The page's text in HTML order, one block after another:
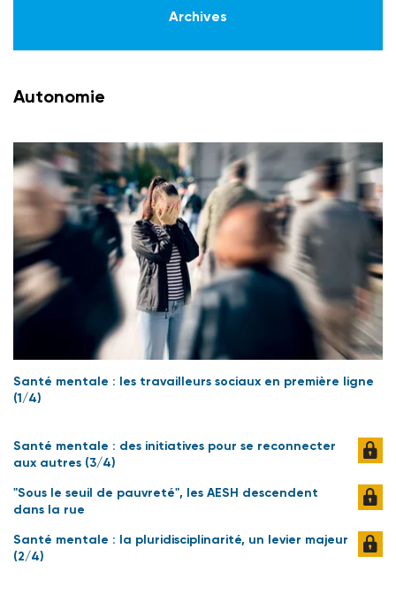
Archives
Autonomie
Santé mentale : les travailleurs sociaux en première ligne
(1/4)
Santé mentale : des initiatives pour se reconnecter
aux autres (3/4)
"Sous le seuil de pauvreté", les AESH descendent
dans la rue
Santé mentale : la pluridisciplinarité, un levier majeur
(2/4)